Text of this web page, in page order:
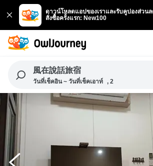
ดาวน์โหลดแอปของเราและรับคูปองส่วน
สั่งซื้อครั้งแรก: New100
風在說話旅宿
วันที่เช็คอิน ~ วันที่เช็คเอาท์ , 2